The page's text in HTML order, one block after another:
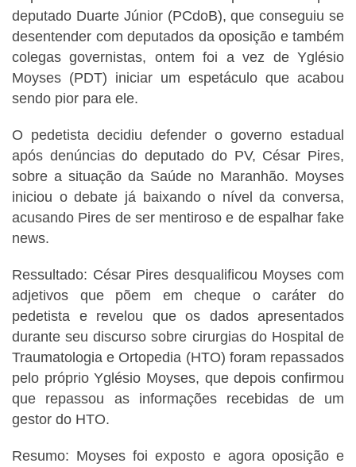
deputado Duarte Júnior (PCdoB), que conseguiu se
desentender com deputados da oposição e também
colegas governistas, ontem foi a vez de Yglésio
Moyses (PDT) iniciar um espetáculo que acabou
sendo pior para ele.
O pedetista decidiu defender o governo estadual
após denúncias do deputado do PV, César Pires,
sobre a situação da Saúde no Maranhão. Moyses
iniciou o debate já baixando o nível da conversa,
acusando Pires de ser mentiroso e de espalhar fake
news.
Ressultado: César Pires desqualificou Moyses com
adjetivos que põem em cheque o caráter do
pedetista e revelou que os dados apresentados
durante seu discurso sobre cirurgias do Hospital de
Traumatologia e Ortopedia (HTO) foram repassados
pelo próprio Yglésio Moyses, que depois confirmou
que repassou as informações recebidas de um
gestor do HTO.
Resumo: Moyses foi exposto e agora oposição e